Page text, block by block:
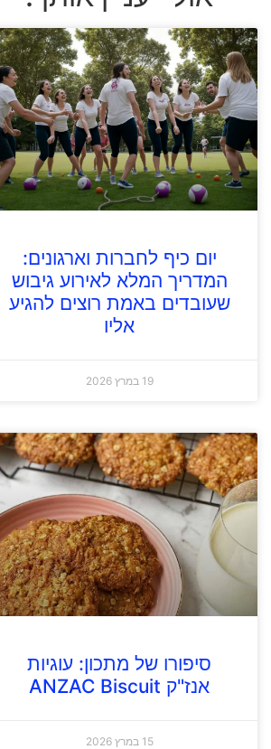
יום כיף לחברות וארגונים:
המדריך המלא לאירוע גיבוש
שעובדים באמת רוצים להגיע
אליו
19 במרץ 2026
סיפורו של מתכון: עוגיות
אנז"ק ANZAC Biscuit
15 במרץ 2026